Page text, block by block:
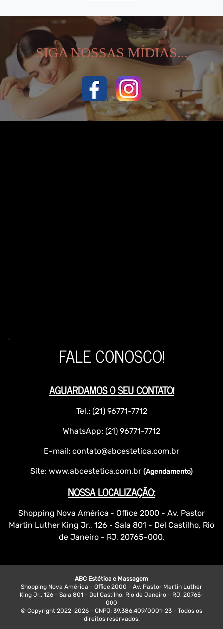
SIGA NOSSAS MÍDIAS...
"
FALE CONOSCO!
AGUARDAMOS O SEU CONTATO!
Tel.: (21) 96771-7712
WhatsApp: (21) 96771-7712
E-mail: contato@abcestetica.com.br
Site: www.abcestetica.com.br (Agendamento)
NOSSA LOCALIZAÇÃO:
Shopping Nova América - Office 2000 - Av. Pastor
Martin Luther King Jr., 126 - Sala 801 - Del Castilho, Rio
de Janeiro - RJ, 20765-000.
ABC Estética e Massagem
Shopping Nova América - Office 2000 - Av. Pastor Martin Luther
King Jr., 126 - Sala 801 - Del Castilho, Rio de Janeiro - RJ, 20765-
000
© Copyright 2022-2026 - CNPJ: 39.386.409/0001-23 - Todos os
direitos reservados.